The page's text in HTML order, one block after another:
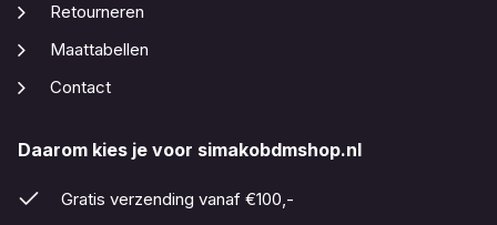
Retourneren
Maattabellen
Contact
Daarom kies je voor simakobdmshop.nl
Gratis verzending vanaf €100,-